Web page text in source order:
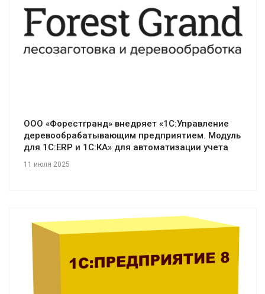
ООО «Форестгранд» внедряет «1С:Управление
деревообрабатывающим предприятием. Модуль
для 1С:ERP и 1С:КА» для автоматизации учета
11 июля 2025